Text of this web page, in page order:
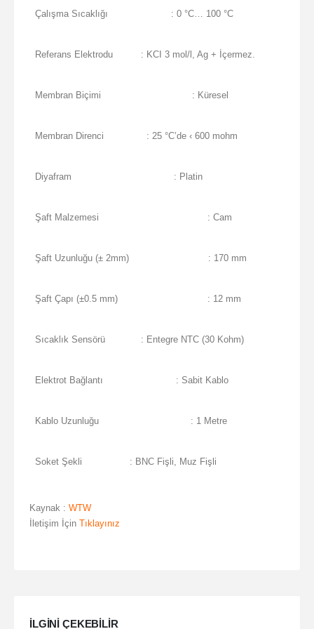
Çalışma Sıcaklığı : 0 °C… 100 °C
Referans Elektrodu : KCI 3 mol/l, Ag + İçermez.
Membran Biçimi : Küresel
Membran Direnci : 25 °C’de ‹ 600 mohm
Diyafram : Platin
Şaft Malzemesi : Cam
Şaft Uzunluğu (± 2mm) : 170 mm
Şaft Çapı (±0.5 mm) : 12 mm
Sıcaklık Sensörü : Entegre NTC (30 Kohm)
Elektrot Bağlantı : Sabit Kablo
Kablo Uzunluğu : 1 Metre
Soket Şekli : BNC Fişli, Muz Fişli
Kaynak : WTW
İletişim İçin Tıklayınız
ILGINI ÇEKEBILIR